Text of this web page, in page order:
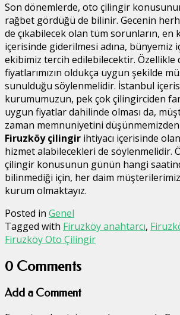
Son dönemlerde, oto çilingir
rağbet gördüğü de bilinir. Gecenin
de çıkabilecek olan tüm sorunların, en
içerisinde giderilmesi adına, bünyemiz
ekibimiz tercih edilebilecektir. Özellikle
fiyatlarımızın oldukça uygun şekilde
sunulduğu söylenmelidir. İstanbul
kurumumuzun, pek çok çilingirciden
uygun fiyatlar dahilinde olması da,
zaman memnuniyetini düşünmemizden
Firuzköy çilingir ihtiyacı içerisinde
hizmet alabilecekleri de söylenmelidir.
çilingir konusunun günün hangi
bilinmediği için, her daim
kurum olmaktayız.
Posted in Genel
Tagged with Firuzköy anahtarcı,
Firuzköy Oto Çilingir
0 Comments
Add a Comment